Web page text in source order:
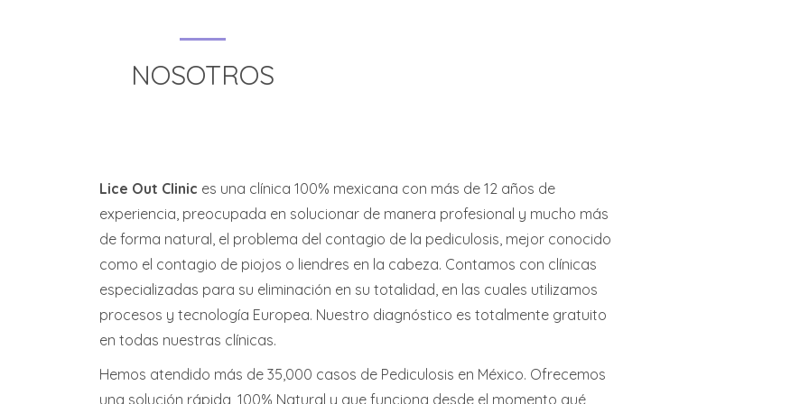
NOSOTROS
Lice Out Clinic es una clínica 100% mexicana con más de 12 años de
experiencia, preocupada en solucionar de manera profesional y mucho más
de forma natural, el problema del contagio de la pediculosis, mejor conocido
como el contagio de piojos o liendres en la cabeza. Contamos con clínicas
especializadas para su eliminación en su totalidad, en las cuales utilizamos
procesos y tecnología Europea. Nuestro diagnóstico es totalmente gratuito
en todas nuestras clínicas.
Hemos atendido más de 35,000 casos de Pediculosis en México. Ofrecemos
una solución rápida, 100% Natural y que funciona desde el momento qué